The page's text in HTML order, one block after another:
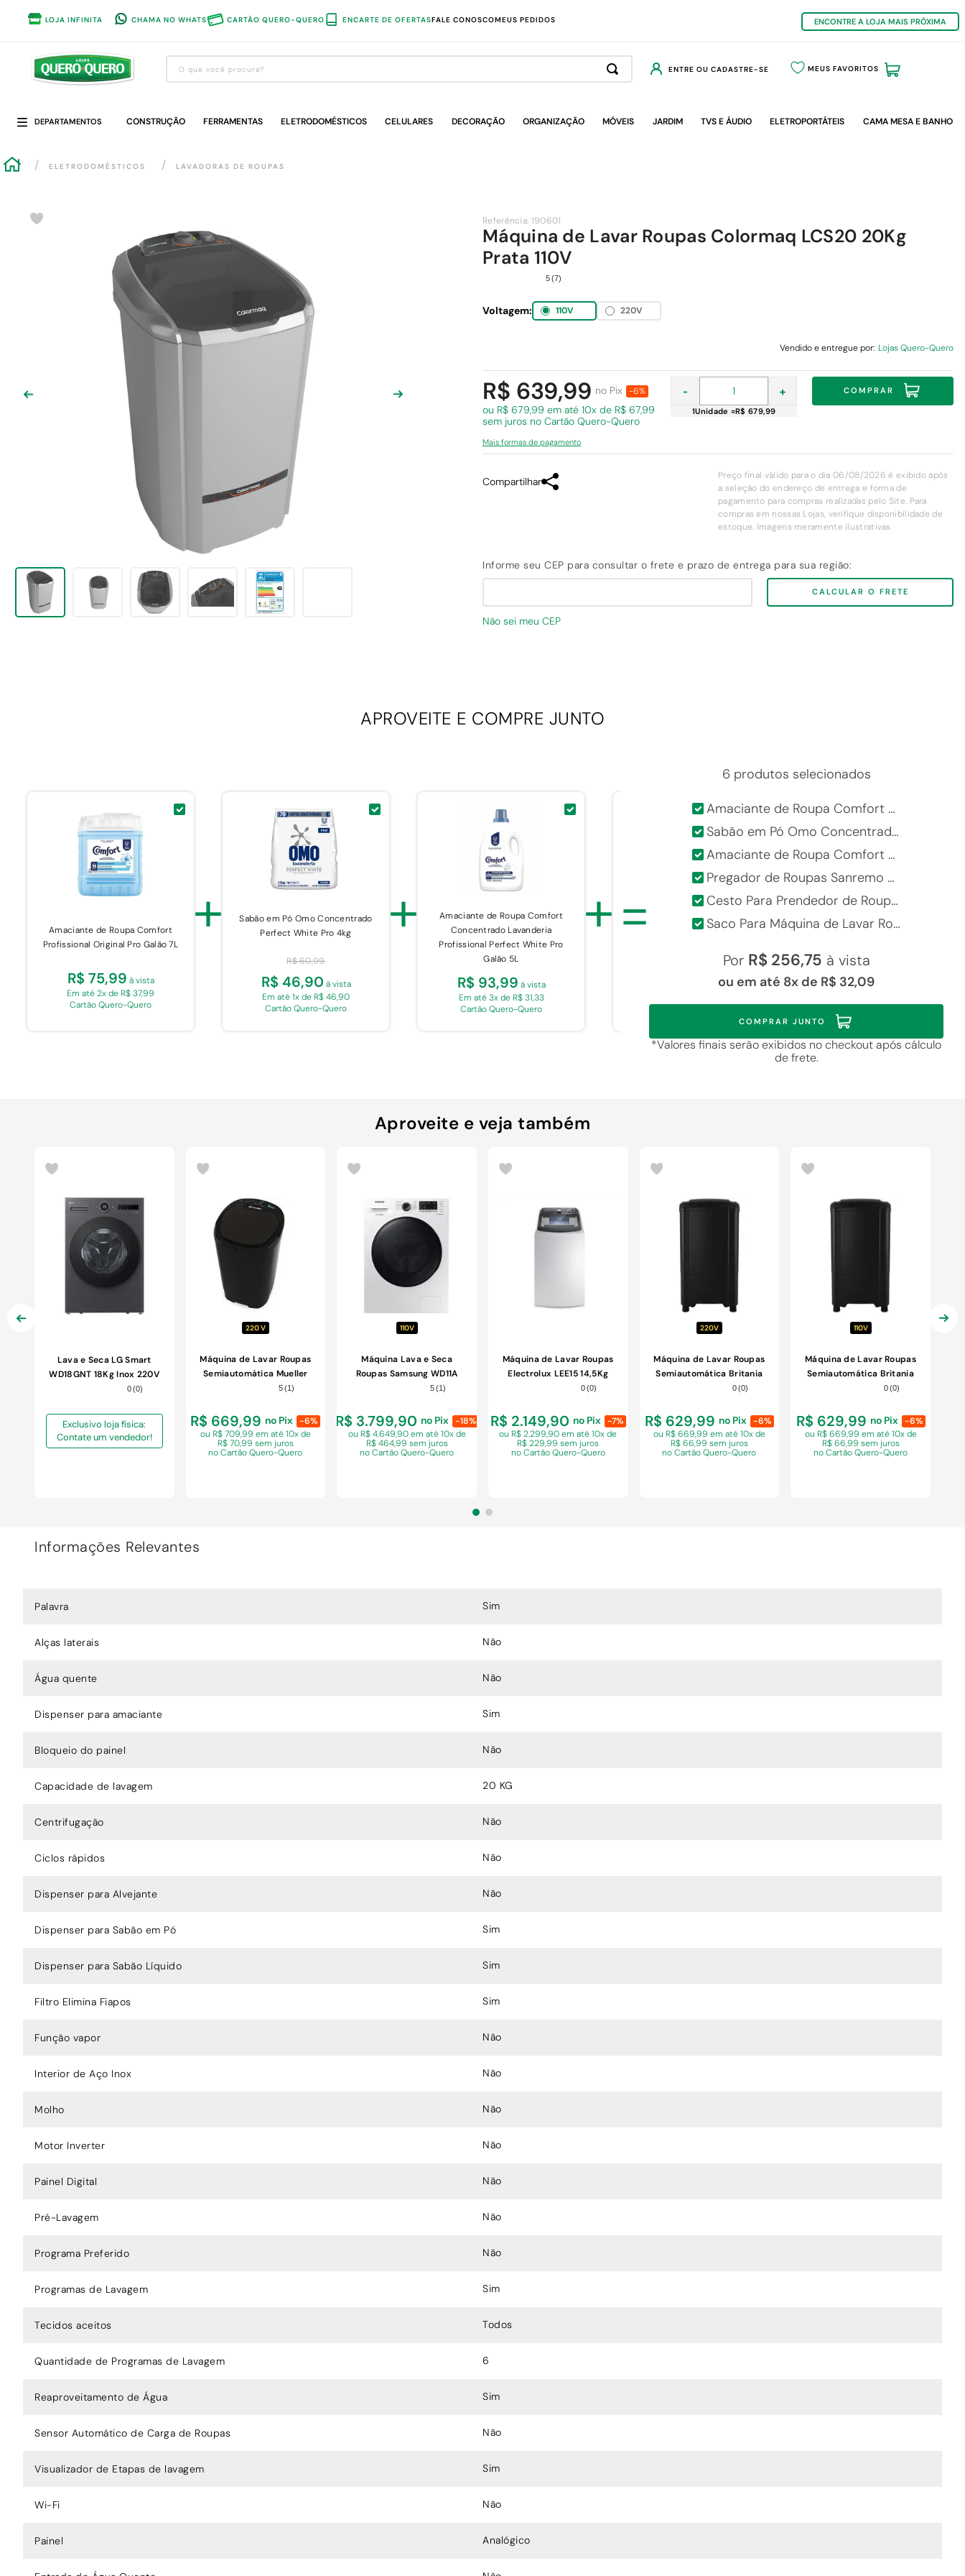
LOJA INFINITA CHAMA NO WHATS CARTÃO QUERO-QUERO ENCARTE DE OFERTASFALE CONOSCOMEUS PEDIDOS ENCONTRE A LOJA MAIS PRÓXIMA
O que você procura?
ENTRE OU CADASTRE-SE MEUS FAVORITOS
DEPARTAMENTOS CONSTRUÇÃO FERRAMENTAS ELETRODOMÉSTICOS CELULARES DECORAÇÃO ORGANIZAÇÃO MÓVEIS JARDIM TVS E ÁUDIO ELETROPORTÁTEIS CAMA MESA E BANHO
ELETRODOMÉSTICOS LAVADORAS DE ROUPAS
Referência: 190601
Máquina de Lavar Roupas Colormaq LCS20 20Kg
Prata 110V
5(7)
Voltagem: 110V 220V
Vendido e entregue por: Lojas Quero-Quero
R$ 639,99 no Pix -6%
ou R$ 679,99 em até 10x de R$ 67,99
sem juros no Cartão Quero-Quero
Mais formas de pagamento
+
-
1Unidade =R$ 679,99
COMPRAR
Compartilhar
Preço final válido para o dia 06/08/2026 é exibido após
a seleção do endereço de entrega e forma de
pagamento para compras realizadas pelo Site. Para
compras em nossas Lojas, verifique disponibilidade de
estoque. Imagens meramente ilustrativas
Não sei meu CEP
CALCULAR O FRETE
APROVEITE E COMPRE JUNTO
Amaciante de Roupa Comfort
Profissional Original Pro Galão 7L
R$ 75,99 à vista
Em até 2x de R$ 37,99
Cartão Quero-Quero
+
Sabão em Pó Omo Concentrado
Perfect White Pro 4kg
R$ 46,90 à vista
R$ 60,99
Em até 1x de R$ 46,90
Cartão Quero-Quero
+
Amaciante de Roupa Comfort
Concentrado Lavanderia
Profissional Perfect White Pro
Galão 5L
R$ 93,99 à vista
Em até 3x de R$ 31,33
Cartão Quero-Quero
+
Pregador de Roupas Sanremo
à vista
Cartão Quero-Quero
+
Cesto Para Prendedor de Roupas
R$ 7,99
Cartão Quero-Quero
=
6 produtos selecionados
Amaciante de Roupa Comfort Profissional Original Pro Galão 7L
Sabão em Pó Omo Concentrado Perfect White Pro 4kg
Amaciante de Roupa Comfort Concentrado Lavanderia Profissional Perfect White Pro Galão 5L
Pregador de Roupas Sanremo Multicolorido 12 Unidades
Cesto Para Prendedor de Roupas Sanremo Natural Transparente 22x15x13cm 1,6L
Saco Para Máquina de Lavar Roupas Oikos Tamanhos P M G Kit com 3 Peças
Por R$ 256,75 à vista
ou em até 8x de R$ 32,09
COMPRAR JUNTO
*Valores finais serão exibidos no checkout após cálculo
de frete.
Aproveite e veja também
Lava e Seca LG Smart
WD18GNT 18Kg Inox 220V
0(0)
Exclusivo loja física:
Contate um vendedor!
220 V
Máquina de Lavar Roupas
Semiautomática Mueller
Big 20Kg Preta 220V
5(1)
R$ 669,99 no Pix
-6%
ou R$ 709,99 em até 10x de
R$ 70,99 sem juros
no Cartão Quero-Quero
110V
Máquina Lava e Seca
Roupas Samsung WD11A
11Kg Branco 110V
5 (1)
R$ 3.799,90 no Pix
-18%
ou R$ 4.649,90 em até 10x de
R$ 464,99 sem juros
no Cartão Quero-Quero
Máquina de Lavar Roupas
Electrolux LEE15 14,5Kg
Branca 110V0(0)
R$ 2.149,90 no Pix
-7%
ou R$ 2.299,90 ematé 10x de
R$ 229,99 sem juros
no Cartão Quero-Quero
220V
Máquina de Lavar Roupas
Semiautomática Britania
BLT22P 20,6Kg Preta 220V
0(0)
R$ 629,99 no Pix
-6%
ou R$ 669,99 em até 10x de
R$ 66,99 sem juros
no Cartão Quero-Quero
110V
Máquina de Lavar Roupas
Semiautomática Britania
BLT22P 20,6Kg Preta 110V
0 (0)
R$ 629,99 no Pix
-6%
ou R$ 669,99 em até 10x de
R$ 66,99 sem juros
no Cartão Quero-Quero
Informações Relevantes
Palavra Sim
Alças laterais Não
Água quente Não
Dispenser para amaciante Sim
Bloqueio do painel Não
Capacidade de lavagem 20 KG
Centrifugação Não
Ciclos rápidos Não
Dispenser para Alvejante Não
Dispenser para Sabão em Pó Sim
Dispenser para Sabão Líquido Sim
Filtro Elimina Fiapos Sim
Função vapor Não
Interior de Aço Inox Não
Molho Não
Motor Inverter Não
Painel Digital Não
Pré-Lavagem Não
Programa Preferido Não
Programas de Lavagem Sim
Tecidos aceitos Todos
Quantidade de Programas de Lavagem 6
Reaproveitamento de Água Sim
Sensor Automático de Carga de Roupas Não
Visualizador de Etapas de lavagem Sim
Wi-Fi Não
Painel Analógico
1º
guarda roupa
3º piso cerâmica
6º iphone
9
chuveiro
º comoda